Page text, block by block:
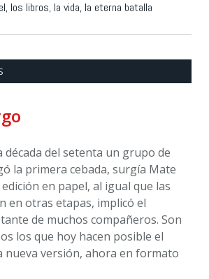
los libros, la vida, la eterna batalla
década del setenta un grupo de
la primera cebada, surgía Mate
en papel, al igual que las
en otras etapas, implicó el
de muchos compañeros. Son
los que hoy hacen posible el
nueva versión, ahora en formato